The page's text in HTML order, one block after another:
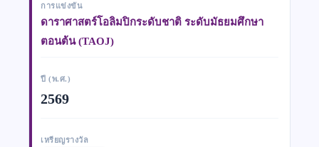
การแข่งขัน
ดาราศาสตร์โอลิมปิกระดับชาติ ระดับมัธยมศึกษา
ตอนต้น (TAOJ)
ปี (พ.ศ.)
2569
เหรียญรางวัล